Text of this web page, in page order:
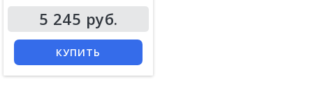
5 245 руб.
КУПИТЬ